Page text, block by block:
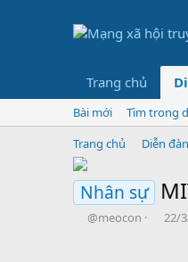
Trang chủ
Bài mới Tìm trong
Trang chủ
Diễn đàn
Nhân sự
B
@meocon
N
22/